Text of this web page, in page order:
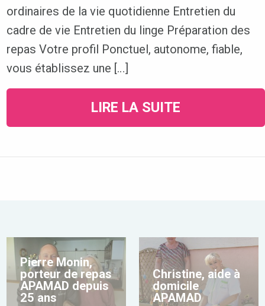
ordinaires de la vie quotidienne Entretien du
cadre de vie Entretien du linge Préparation des
repas Votre profil Ponctuel, autonome, fiable,
vous établissez une […]
LIRE LA SUITE
Pierre Monin,
porteur de repas
APAMAD depuis
25 ans
Christine, aide à
domicile
APAMAD